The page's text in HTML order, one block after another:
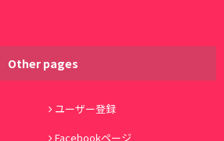
Other pages
ユーザー登録
Facebookページ